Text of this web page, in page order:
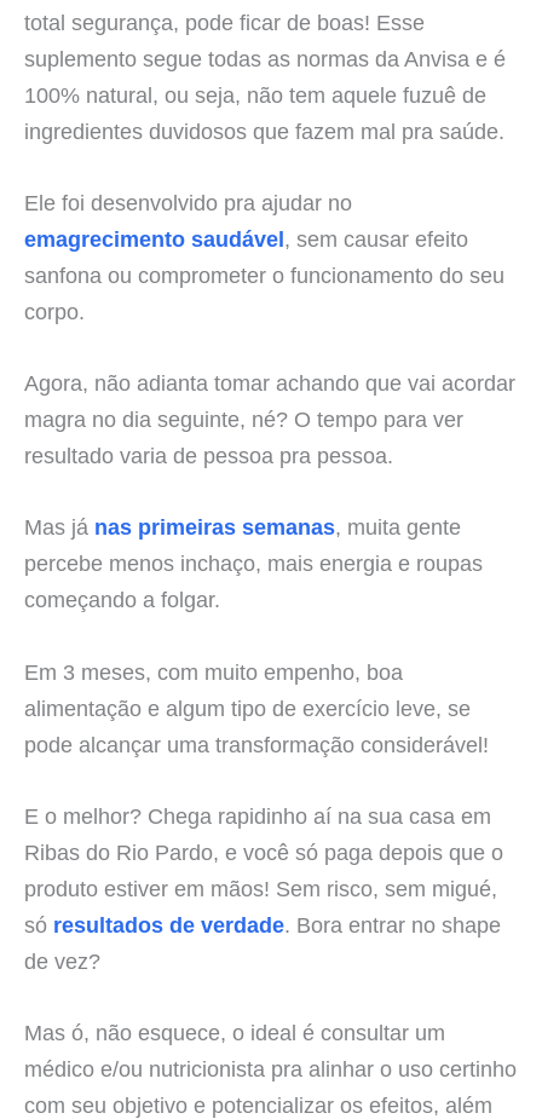
total segurança, pode ficar de boas! Esse
suplemento segue todas as normas da Anvisa e é
100% natural, ou seja, não tem aquele fuzuê de
ingredientes duvidosos que fazem mal pra saúde.
Ele foi desenvolvido pra ajudar no
emagrecimento saudável, sem causar efeito
sanfona ou comprometer o funcionamento do seu
corpo.
Agora, não adianta tomar achando que vai acordar
magra no dia seguinte, né? O tempo para ver
resultado varia de pessoa pra pessoa.
Mas já nas primeiras semanas, muita gente
percebe menos inchaço, mais energia e roupas
começando a folgar.
Em 3 meses, com muito empenho, boa
alimentação e algum tipo de exercício leve, se
pode alcançar uma transformação considerável!
E o melhor? Chega rapidinho aí na sua casa em
Ribas do Rio Pardo, e você só paga depois que o
produto estiver em mãos! Sem risco, sem migué,
só resultados de verdade. Bora entrar no shape
de vez?
Mas ó, não esquece, o ideal é consultar um
médico e/ou nutricionista pra alinhar o uso certinho
com seu objetivo e potencializar os efeitos, além